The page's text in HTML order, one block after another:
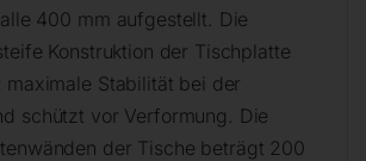
400 mm aufgestellt. Die
Konstruktion der Tischplatte
maximale Stabilität bei der
schützt vor Verformung. Die
der Tische beträgt 200